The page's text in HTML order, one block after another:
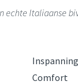
echte Italiaanse
Inspanning
Comfort